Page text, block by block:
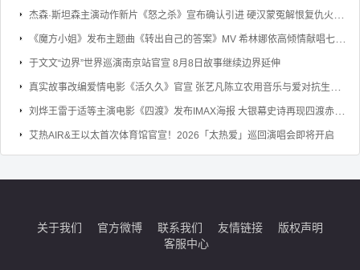
杰森·斯坦森主演动作新片《怒之杀》宣布确认引进 硬汉蒙冤解恨复仇火力全开
《魔方小姐》发布主题曲《转出自己的答案》MV 希林娜依高倾情献唱七旬奶奶勇敢逐梦
于文文“边界”世界巡演南京站官宣 8月8日故事继续边界延伸
真实故事改编爱情电影《活久久》官宣 张艺凡陈立农用音乐与爱对抗生命倒计时
刘烨王雷于适等主演电影《四渡》发布IMAX海报 大银幕史诗再现四渡赤水的军事奇迹
艾热AIR&王以太首次体育馆官宣！2026「太热爱」巡回演唱会即将开启
关于我们 官方微博 联系我们 友情链接
版权声明
客服中心